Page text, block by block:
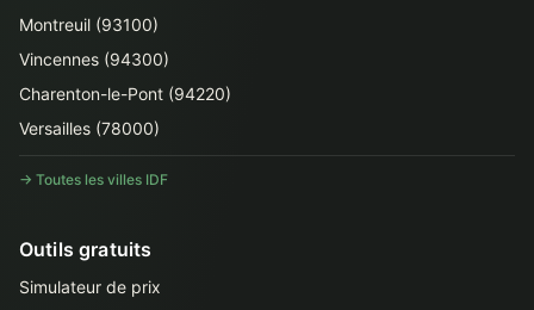
Montreuil (93100)
Vincennes (94300)
Charenton-le-Pont (94220)
Versailles (78000)
→ Toutes les villes IDF
Outils gratuits
Simulateur de prix